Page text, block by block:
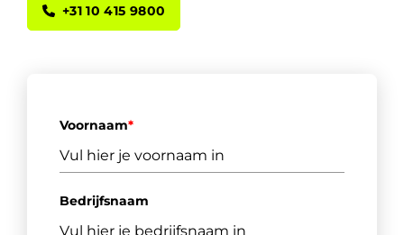
+31 10 415 9800
Voornaam*
Bedrijfsnaam